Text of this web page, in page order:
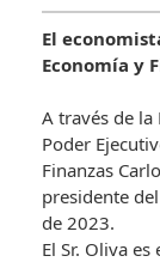
El
Economía y
A través de la
Poder
Finanzas
presidente
de 2023.
El Sr. Oliva